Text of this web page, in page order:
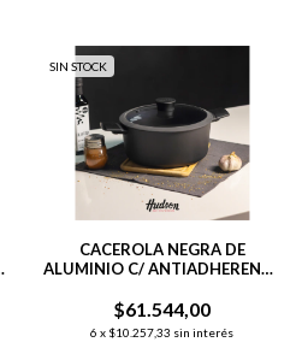
SIN STOCK
CACEROLA NEGRA DE
ALUMINIO C/ ANTIADHERENTE
$61.544,00
6 x $10.257,33 sin interés